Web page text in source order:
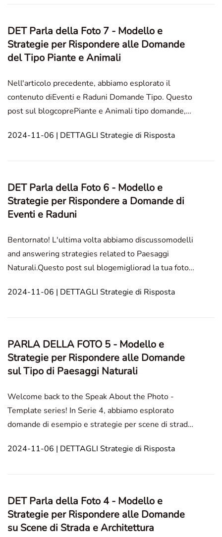
DET Parla della Foto 7 - Modello e
Strategie per Rispondere alle Domande
del Tipo Piante e Animali
Nell'articolo precedente, abbiamo esplorato il
contenuto diEventi e Raduni Domande Tipo. Questo
post sul blogcoprePiante e Animali tipo domande,
migliorare le tue risposte descrittive. Speak About
2024-11-06 | DETTAGLI Strategie di Risposta
DET Parla della Foto 6 - Modello e
Strategie per Rispondere a Domande di
Eventi e Raduni
Bentornato! L'ultima volta abbiamo discussomodelli
and answering strategies related to Paesaggi
Naturali.Questo post sul blogemigliorad la tua foto
comprovati. Questa guida si concentra su eventi e
2024-11-06 | DETTAGLI Strategie di Risposta
PARLA DELLA FOTO 5 - Modello e
Strategie per Rispondere alle Domande
sul Tipo di Paesaggi Naturali
Welcome back to the Speak About the Photo -
Template series! In Serie 4, abbiamo esplorato
domande di esempio e strategie per scene di strada
strategie e le domande di esempio per domande sul
2024-11-06 | DETTAGLI Strategie di Risposta
DET Parla della Foto 4 - Modello e
Strategie per Rispondere alle Domande
su Scene di Strada e Architettura